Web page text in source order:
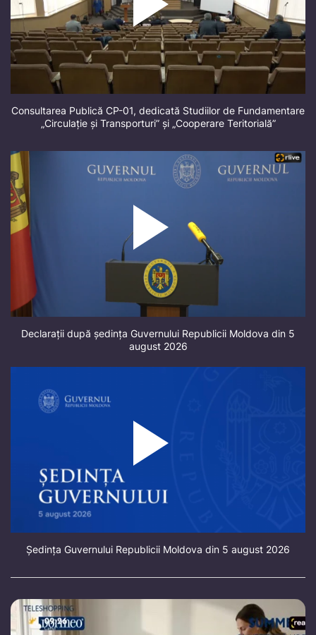
Consultarea Publică CP-01, dedicată Studiilor de Fundamentare
„Circulație și Transporturi” și „Cooperare Teritorială”
Declarații după ședința Guvernului Republicii Moldova din 5
august 2026
Ședința Guvernului Republicii Moldova din 5 august 2026